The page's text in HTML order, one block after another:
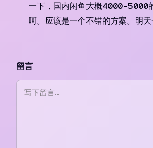
一下，国内闲鱼大概4000-5000
呵。应该是一个不错的方案。明
留言